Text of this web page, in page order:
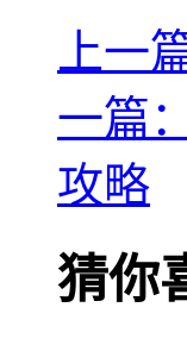
上一
一篇
攻略
猜你